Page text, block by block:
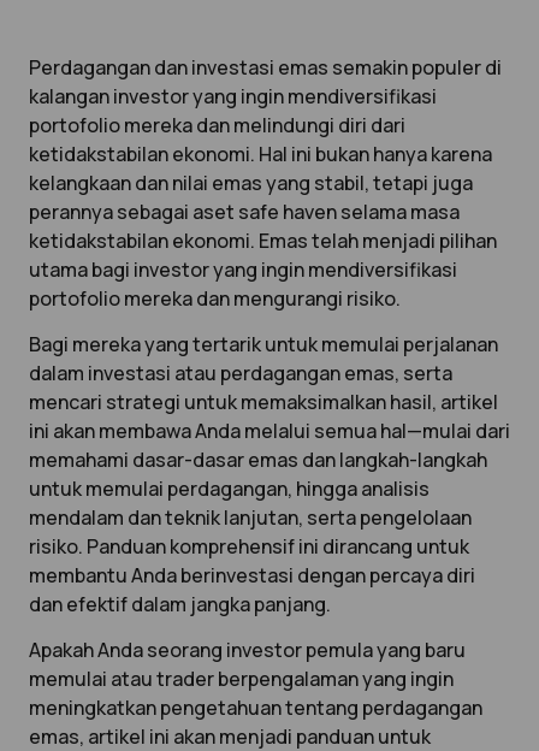
Perdagangan dan investasi emas semakin populer di
kalangan investor yang ingin mendiversifikasi
portofolio mereka dan melindungi diri dari
ketidakstabilan ekonomi. Hal ini bukan hanya karena
kelangkaan dan nilai emas yang stabil, tetapi juga
perannya sebagai aset safe haven selama masa
ketidakstabilan ekonomi. Emas telah menjadi pilihan
utama bagi investor yang ingin mendiversifikasi
portofolio mereka dan mengurangi risiko.
Bagi mereka yang tertarik untuk memulai perjalanan
dalam investasi atau perdagangan emas, serta
mencari strategi untuk memaksimalkan hasil, artikel
ini akan membawa Anda melalui semua hal—mulai dari
memahami dasar-dasar emas dan langkah-langkah
untuk memulai perdagangan, hingga analisis
mendalam dan teknik lanjutan, serta pengelolaan
risiko. Panduan komprehensif ini dirancang untuk
membantu Anda berinvestasi dengan percaya diri
dan efektif dalam jangka panjang.
Apakah Anda seorang investor pemula yang baru
memulai atau trader berpengalaman yang ingin
meningkatkan pengetahuan tentang perdagangan
emas, artikel ini akan menjadi panduan untuk